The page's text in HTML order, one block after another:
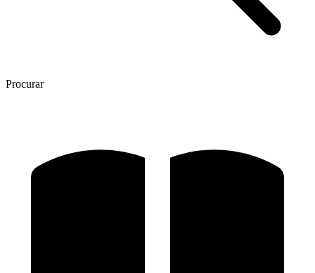
Procurar